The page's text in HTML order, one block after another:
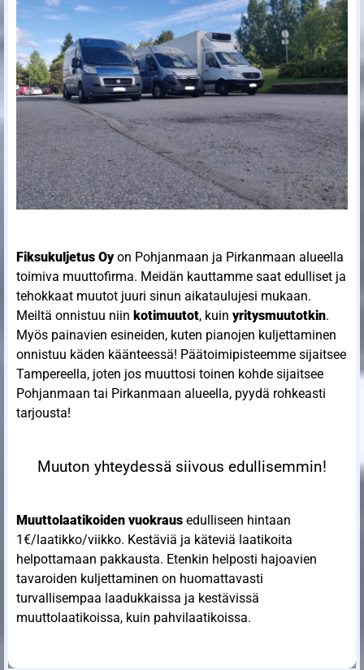
Fiksukuljetus Oyon Pohjanmaan ja Pirkanmaan alueella
toimiva muuttofirma. Meidän kauttamme saat edulliset ja
tehokkaat muutot juuri sinun aikataulujesi mukaan.
Meiltä onnistuu niin kotimuutot, kuin yritysmuutotkin.
Myös painavien esineiden, kuten pianojen kuljettaminen
onnistuu käden käänteessä! Päätoimipisteemme sijaitsee
Tampereella, joten jos muuttosi toinen kohde sijaitsee
Pohjanmaan tai Pirkanmaan alueella, pyydä rohkeasti
tarjousta!
Muuton yhteydessä siivous edullisemmin!
Muuttolaatikoiden vuokraus edulliseen hintaan
1€/laatikko/viikko. Kestäviä ja käteviä laatikoita
helpottamaan pakkausta. Etenkin helposti hajoavien
tavaroiden kuljettaminen on huomattavasti
turvallisempaa laadukkaissa ja kestävissä
muuttolaatikoissa, kuin pahvilaatikoissa.